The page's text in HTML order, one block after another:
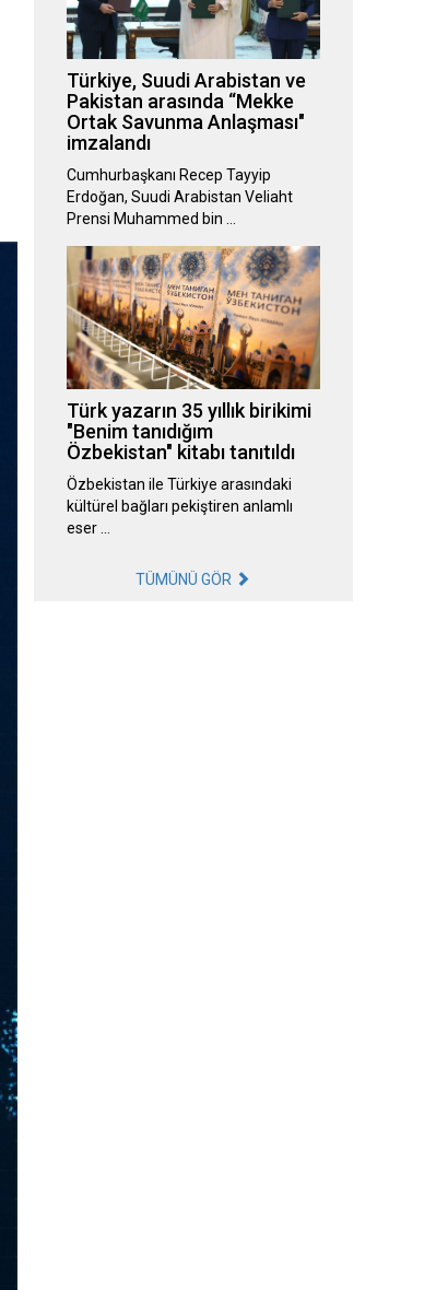
Türkiye, Suudi Arabistan ve
Pakistan arasında “Mekke
Ortak Savunma Anlaşması"
imzalandı
Cumhurbaşkanı Recep Tayyip
Erdoğan, Suudi Arabistan Veliaht
Prensi Muhammed bin …
Türk yazarın 35 yıllık birikimi
"Benim tanıdığım
Özbekistan" kitabı tanıtıldı
Özbekistan ile Türkiye arasındaki
kültürel bağları pekiştiren anlamlı
eser …
TÜMÜNÜ GÖR